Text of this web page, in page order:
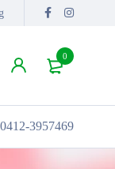
0
3957469